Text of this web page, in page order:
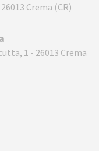
Crema (CR)
1 - 26013 Crema